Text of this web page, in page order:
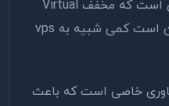
یک vpn شبکه خصوصی مجازی است که مخفف Virtual
Private Network است، ممکن است کمی شبیه به vps
خاصی است که باعث